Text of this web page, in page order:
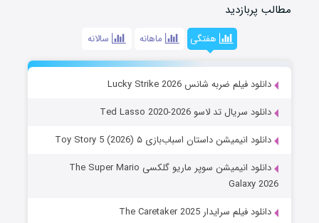
مطالب پربازدید
هفتگی ماهانه سالانه
دانلود فیلم ضربه شانس Lucky Strike 2026
دانلود سریال تد لاسو Ted Lasso 2020-2026
دانلود انیمیشن داستان اسباب‌بازی ۵ Toy Story 5 (2026)
دانلود انیمیشن سوپر ماریو گلکسی The Super Mario
Galaxy 2026
دانلود فیلم سرایدار The Caretaker 2025